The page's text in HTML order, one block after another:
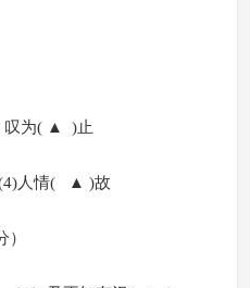
叹为( ▲ )止
人情( ▲ )故